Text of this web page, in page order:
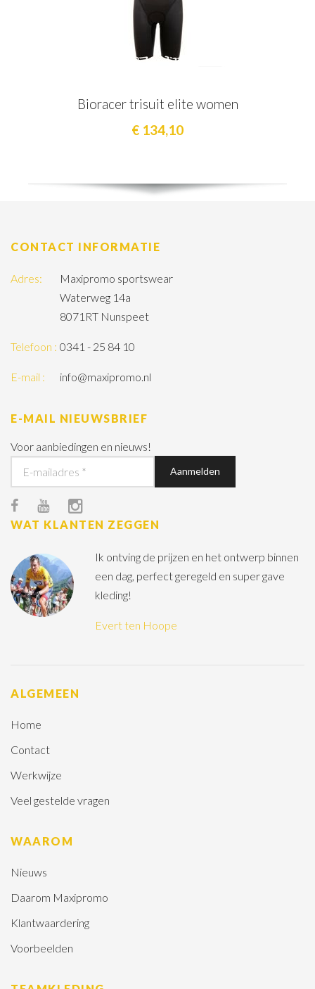
Bioracer trisuit elite women
€ 134,10
CONTACT INFORMATIE
Adres:
Maxipromo sportswear
Waterweg 14a
8071RT Nunspeet
Telefoon : 0341 - 25 84 10
E-mail : info@maxipromo.nl
E-MAIL NIEUWSBRIEF
Voor aanbiedingen en nieuws!
WAT KLANTEN ZEGGEN
Ik ontving de prijzen en het ontwerp binnen
een dag, perfect geregeld en super gave
kleding!
Evert ten Hoope
ALGEMEEN
Home
Contact
Werkwijze
Veel gestelde vragen
WAAROM
Nieuws
Daarom Maxipromo
Klantwaardering
Voorbeelden